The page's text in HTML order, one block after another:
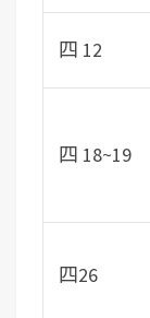
四 12
四 18~19
四26